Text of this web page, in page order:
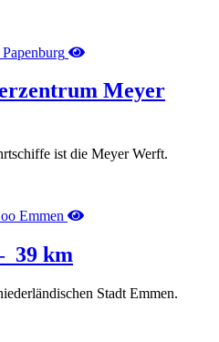
Meyer
ist die Meyer Werft.
39 km
Stadt Emmen.